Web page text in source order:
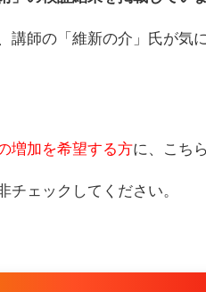
講師の「維新の介」氏が気
増加を希望する方に、こち
チェックしてください。